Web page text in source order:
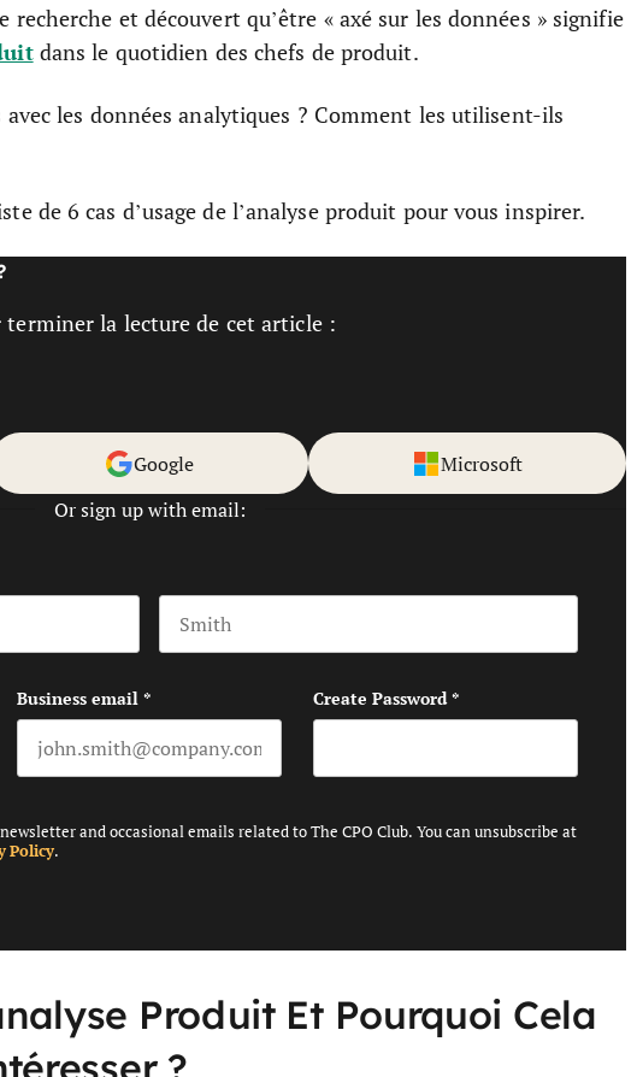
et découvert qu’être « axé sur les données » signifie
dans le quotidien des chefs de produit.
les données analytiques ? Comment les utilisent-ils
de 6 cas d’usage de l’analyse produit pour vous inspirer.
la lecture de cet article :
Google
Microsoft
Or sign up with email:
Business email* Create Password*
and occasional emails related to The CPO Club. You can unsubscribe at
Policy.
Produit Et Pourquoi Cela